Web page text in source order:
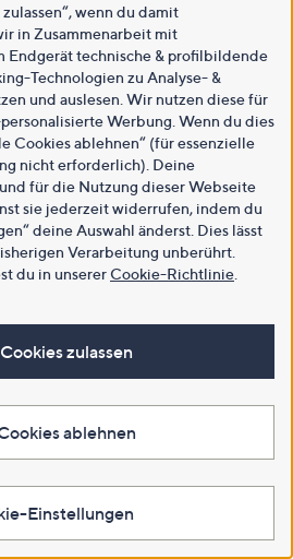
wenn du damit
in Zusammenarbeit mit
Endgerät technische & profilbildende
Technologien zu Analyse- &
und auslesen. Wir nutzen diese für
Werbung. Wenn du dies
Cookies ablehnen“ (für essenzielle
nicht erforderlich). Deine
für die Nutzung dieser Webseite
sie jederzeit widerrufen, indem du
deine Auswahl änderst. Dies lässt
Verarbeitung unberührt.
du in unsererCookie-Richtlinie
zulassen
ablehnen
Einstellungen